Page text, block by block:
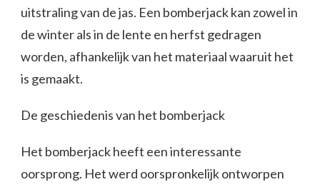
uitstraling van de jas. Een bomberjack kan zowel in
de winter als in de lente en herfst gedragen
worden, afhankelijk van het materiaal waaruit het
is gemaakt.
De geschiedenis van het bomberjack
Het bomberjack heeft een interessante
oorsprong. Het werd oorspronkelijk ontworpen